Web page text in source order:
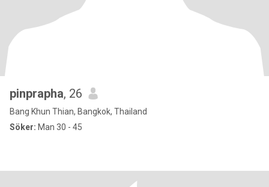
pinprapha, 26
Bang Khun Thian, Bangkok, Thailand
Söker: Man 30 - 45